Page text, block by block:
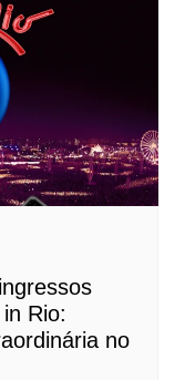
Rio:
no